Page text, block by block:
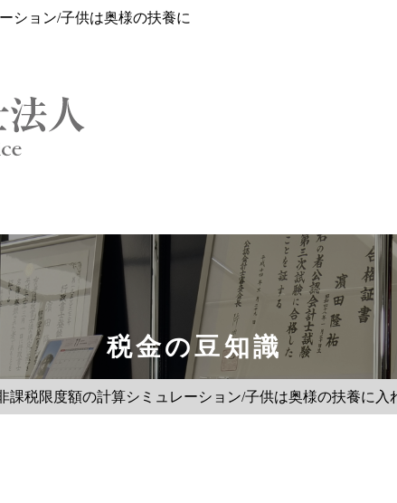
ション/子供は奥様の扶養に
税金の豆知識
課税限度額の計算シミュレーション/子供は奥様の扶養に入